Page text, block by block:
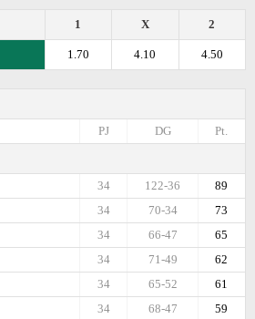
2
X
1
4.50
4.10
1.70
Pt.
DG
PJ
89
122-36
34
73
70-34
34
65
66-47
34
62
71-49
34
61
65-52
34
59
68-47
34